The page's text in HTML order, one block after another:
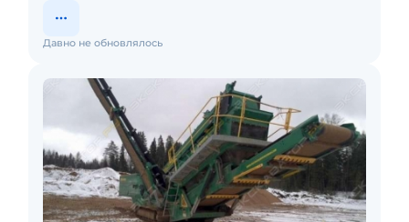
Давно не обновлялось